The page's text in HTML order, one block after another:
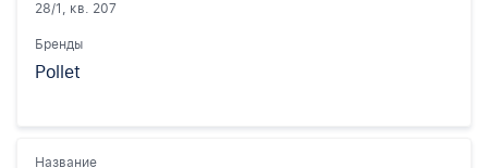
28/1, кв. 207
Бренды
Pollet
Название